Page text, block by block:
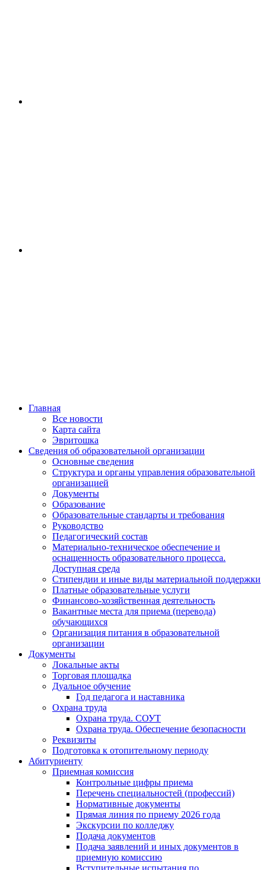
Главная
Все новости
Карта сайта
Эвритошка
Сведения об образовательной организации
Основные сведения
Структура и органы управления образовательной
организацией
Документы
Образование
Образовательные стандарты и требования
Руководство
Педагогический состав
Материально-техническое обеспечение и
оснащенность образовательного процесса.
Доступная среда
Стипендии и иные виды материальной поддержки
Платные образовательные услуги
Финансово-хозяйственная деятельность
Вакантные места для приема (перевода)
обучающихся
Организация питания в образовательной
организации
Документы
Локальные акты
Торговая площадка
Дуальное обучение
Год педагога и наставника
Охрана труда
Охрана труда. СОУТ
Охрана труда. Обеспечение безопасности
Реквизиты
Подготовка к отопительному периоду
Абитуриенту
Приемная комиссия
Контрольные цифры приема
Перечень специальностей (профессий)
Нормативные документы
Прямая линия по приему 2026 года
Экскурсии по колледжу
Подача документов
Подача заявлений и иных документов в
приемную комиссию